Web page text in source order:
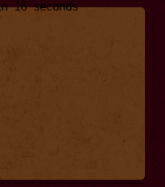
15seconds